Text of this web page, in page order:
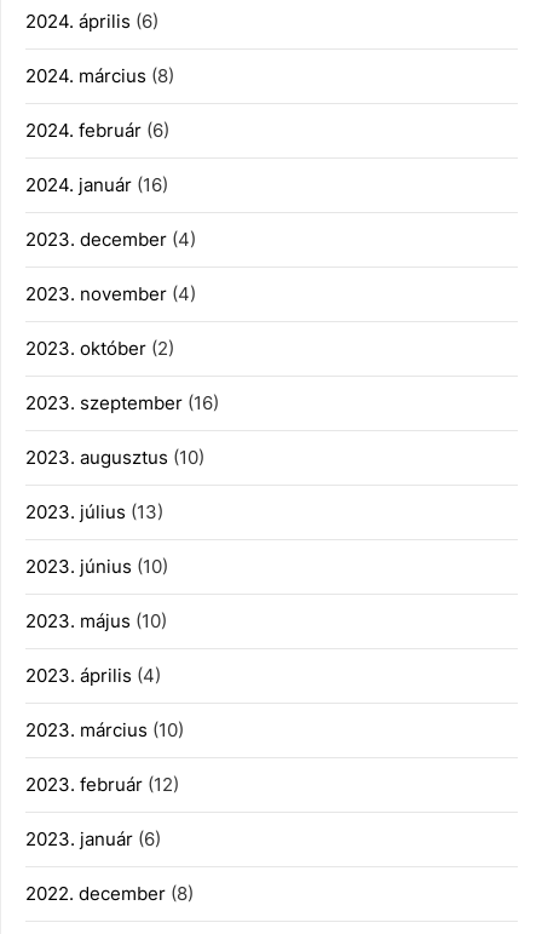
2024. április (6)
2024. március (8)
2024. február (6)
2024. január (16)
2023. december (4)
2023. november (4)
2023. október (2)
2023. szeptember (16)
2023. augusztus (10)
2023. július (13)
2023. június (10)
2023. május (10)
2023. április (4)
2023. március (10)
2023. február (12)
2023. január (6)
2022. december (8)